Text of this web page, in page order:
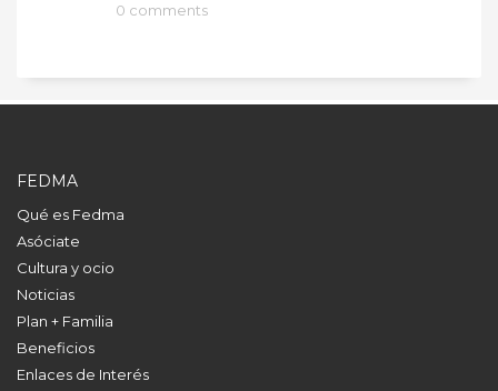
0 comments
FEDMA
Qué es Fedma
Asóciate
Cultura y ocio
Noticias
Plan + Familia
Beneficios
Enlaces de Interés